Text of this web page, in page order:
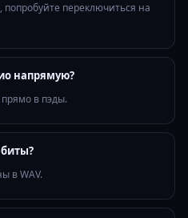
переключиться на
напрямую?
в пэды.
в WAV.